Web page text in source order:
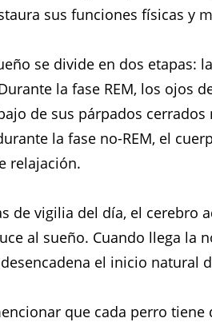
sus funciones físicas y
se divide en dos etapas:
la fase REM, los ojos
de sus párpados
la fase no-REM, el
relajación.
de vigilia del día, el cerebro
al sueño. Cuando llega la
el inicio natural
que cada perro